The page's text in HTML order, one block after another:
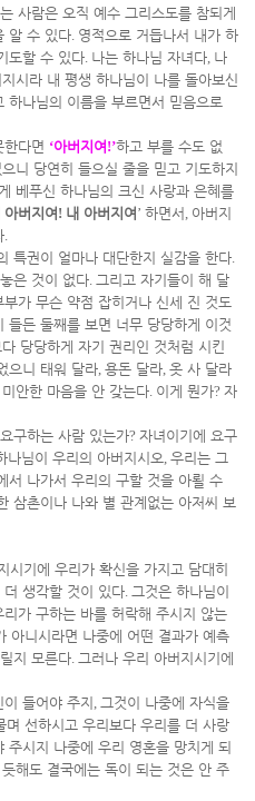
사람은 오직 예수 그리스도를 참되게
알 수 있다. 영적으로 거듭나서 내가 하
도할 수 있다. 나는 하나님 자녀다, 나
시라 내 평생 하나님이 나를 돌아보신
하나님의 이름을 부르면서 믿음으로
다면 ‘아버지여 !’하고 부를 수도 없
니 당연히 들으실 줄을 믿고 기도하지
베푸신 하나님의 크신 사랑과 은혜를
아버지여 ! 내 아버지여 ’ 하면서 , 아버지
.
특권이 얼마나 대단한지 실감을 한다.
은 것이 없다. 그리고 자기들이 해 달
가 무슨 약점 잡히거나 신세 진 것도
들든 둘째를 보면 너무 당당하게 이것
당당하게 자기 권리인 것처럼 시킨
으니 태워 달라, 용돈 달라, 옷 사 달라
안한 마음을 안 갖는다. 이게 뭔가? 자
구하는 사람 있는가? 자녀이기에 요구
나님이 우리의 아버지시오, 우리는 그
서 나가서 우리의 구할 것을 아뢸 수
삼촌이나 나와 별 관계없는 아저씨 보
시기에 우리가 확신을 가지고 담대히
생각할 것이 있다. 그것은 하나님이
가 구하는 바를 허락해 주시지 않는
아니시라면 나중에 어떤 결과가 예측
지 모른다. 그러나 우리 아버지시기에
들어야 주지 , 그것이 나중에 자식을
며 선하시고 우리보다 우리를 더 사랑
시지 나중에 우리 영혼을 망치게 되
해도 결국에는 독이 되는 것은 안 주